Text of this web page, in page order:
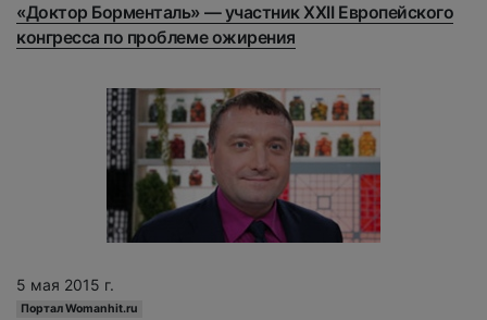
«Доктор Борменталь» — участник XXII Европейского
конгресса по проблеме ожирения
5 мая 2015 г.
Портал Womanhit.ru